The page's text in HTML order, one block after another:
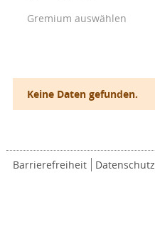
Gremium auswählen
Keine Daten gefunden.
Barrierefreiheit Datenschutz